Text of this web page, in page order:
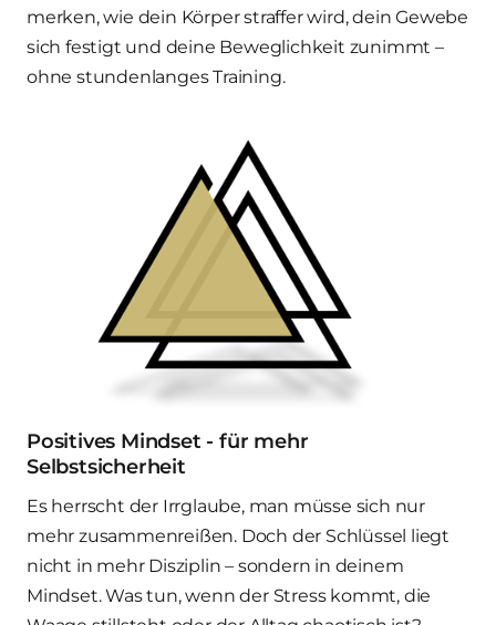
merken, wie dein Körper straffer wird, dein Gewebe
sich festigt und deine Beweglichkeit zunimmt –
ohne stundenlanges Training.
Positives Mindset - für mehr
Selbstsicherheit
Es herrscht der Irrglaube, man müsse sich nur
mehr zusammenreißen. Doch der Schlüssel liegt
nicht in mehr Disziplin – sondern in deinem
Mindset. Was tun, wenn der Stress kommt, die